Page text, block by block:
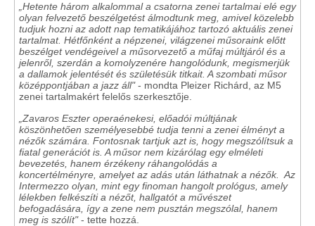
„Hetente három alkalommal a csatorna zenei tartalmai elé egy
olyan felvezető beszélgetést álmodtunk meg, amivel közelebb
tudjuk hozni az adott nap tematikájához tartozó aktuális zenei
tartalmat. Hétfőnként a népzenei, világzenei műsoraink előtt
beszélget vendégeivel a műsorvezető a műfaj múltjáról és a
jelenről, szerdán a komolyzenére hangolódunk, megismerjük
a dallamok jelentését és születésük titkait. A szombati műsor
középpontjában a jazz áll"- mondta Pleizer Richárd, az M5
zenei tartalmakért felelős szerkesztője.
„Zavaros Eszter operaénekesi, előadói múltjának
köszönhetően személyesebbé tudja tenni a zenei élményt a
nézők számára. Fontosnak tartjuk azt is, hogy megszólítsuk a
fiatal generációt is. A műsor nem kizárólag egy elméleti
bevezetés, hanem érzékeny ráhangolódás a
koncertélményre, amelyet az adás után láthatnak a nézők. Az
Intermezzo olyan, mint egy finoman hangolt prológus, amely
lélekben felkészíti a nézőt, hallgatót a művészet
befogadására, így a zene nem pusztán megszólal, hanem
meg is szólít"- tette hozzá.